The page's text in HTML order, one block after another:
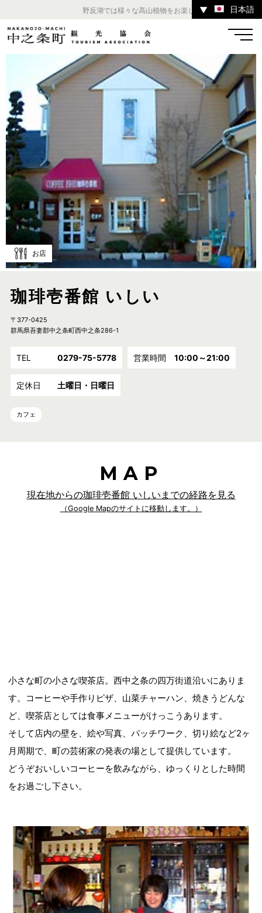
野反湖では様々な高山植物をお楽しみいただけます。 ／
▼ 日本語
温泉 スポット
体験 イベント ツアー
中之条町その他のエリア
お店
珈琲壱番館 いしい
〒377-0425
群馬県吾妻郡中之条町西中之条286-1
TEL 0279-75-5778 営業時間 10:00～21:00
定休日 土曜日・日曜日
カフェ
MAP
現在地からの珈琲壱番館 いしいまでの経路を見る
（Google Mapのサイトに移動します。）
小さな町の小さな喫茶店。西中之条の四万街道沿いにありま
す。コーヒーや手作りピザ、山菜チャーハン、焼きうどんな
ど、喫茶店としては食事メニューがけっこうあります。
そして店内の壁を、絵や写真、パッチワーク、切り絵など2ヶ
月周期で、町の芸術家の発表の場として提供しています。
どうぞおいしいコーヒーを飲みながら、ゆっくりとした時間
をお過ごし下さい。